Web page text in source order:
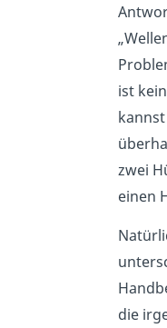
ist
zwei
einen
die